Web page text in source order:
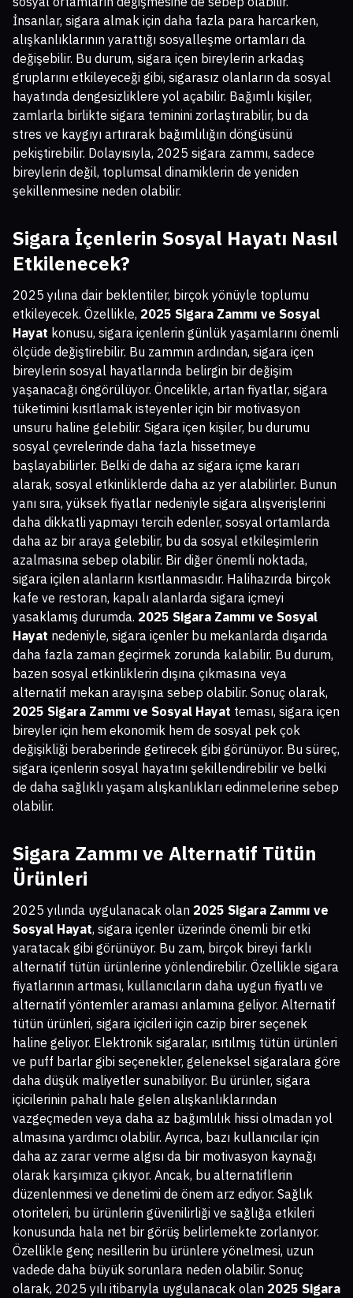
İnsanlar, sigara almak için daha fazla para harcarken,
alışkanlıklarının yarattığı sosyalleşme ortamları da
değişebilir. Bu durum, sigara içen bireylerin arkadaş
gruplarını etkileyeceği gibi, sigarasız olanların da sosyal
hayatında dengesizliklere yol açabilir. Bağımlı kişiler,
zamlarla birlikte sigara teminini zorlaştırabilir, bu da
stres ve kaygıyı artırarak bağımlılığın döngüsünü
pekiştirebilir. Dolayısıyla, 2025 sigara zammı, sadece
bireylerin değil, toplumsal dinamiklerin de yeniden
şekillenmesine neden olabilir.
Sigara İçenlerin Sosyal Hayatı Nasıl
Etkilenecek?
2025 yılına dair beklentiler, birçok yönüyle toplumu
etkileyecek. Özellikle, 2025 Sigara Zammı ve Sosyal
Hayat konusu, sigara içenlerin günlük yaşamlarını önemli
ölçüde değiştirebilir. Bu zammın ardından, sigara içen
bireylerin sosyal hayatlarında belirgin bir değişim
yaşanacağı öngörülüyor. Öncelikle, artan fiyatlar, sigara
tüketimini kısıtlamak isteyenler için bir motivasyon
unsuru haline gelebilir. Sigara içen kişiler, bu durumu
sosyal çevrelerinde daha fazla hissetmeye
başlayabilirler. Belki de daha az sigara içme kararı
alarak, sosyal etkinliklerde daha az yer alabilirler. Bunun
yanı sıra, yüksek fiyatlar nedeniyle sigara alışverişlerini
daha dikkatli yapmayı tercih edenler, sosyal ortamlarda
daha az bir araya gelebilir, bu da sosyal etkileşimlerin
azalmasına sebep olabilir. Bir diğer önemli noktada,
sigara içilen alanların kısıtlanmasıdır. Halihazırda birçok
kafe ve restoran, kapalı alanlarda sigara içmeyi
yasaklamış durumda. 2025 Sigara Zammı ve Sosyal
Hayat nedeniyle, sigara içenler bu mekanlarda dışarıda
daha fazla zaman geçirmek zorunda kalabilir. Bu durum,
bazen sosyal etkinliklerin dışına çıkmasına veya
alternatif mekan arayışına sebep olabilir. Sonuç olarak,
2025 Sigara Zammı ve Sosyal Hayat teması, sigara içen
bireyler için hem ekonomik hem de sosyal pek çok
değişikliği beraberinde getirecek gibi görünüyor. Bu süreç,
sigara içenlerin sosyal hayatını şekillendirebilir ve belki
de daha sağlıklı yaşam alışkanlıkları edinmelerine sebep
olabilir.
Sigara Zammı ve Alternatif Tütün
Ürünleri
2025 yılında uygulanacak olan 2025 Sigara Zammı ve
Sosyal Hayat, sigara içenler üzerinde önemli bir etki
yaratacak gibi görünüyor. Bu zam, birçok bireyi farklı
alternatif tütün ürünlerine yönlendirebilir. Özellikle sigara
fiyatlarının artması, kullanıcıların daha uygun fiyatlı ve
alternatif yöntemler araması anlamına geliyor. Alternatif
tütün ürünleri, sigara içicileri için cazip birer seçenek
haline geliyor. Elektronik sigaralar, ısıtılmış tütün ürünleri
ve puff barlar gibi seçenekler, geleneksel sigaralara göre
daha düşük maliyetler sunabiliyor. Bu ürünler, sigara
içicilerinin pahalı hale gelen alışkanlıklarından
vazgeçmeden veya daha az bağımlılık hissi olmadan yol
almasına yardımcı olabilir. Ayrıca, bazı kullanıcılar için
daha az zarar verme algısı da bir motivasyon kaynağı
olarak karşımıza çıkıyor. Ancak, bu alternatiflerin
düzenlenmesi ve denetimi de önem arz ediyor. Sağlık
otoriteleri, bu ürünlerin güvenilirliği ve sağlığa etkileri
konusunda hala net bir görüş belirlemekte zorlanıyor.
Özellikle genç nesillerin bu ürünlere yönelmesi, uzun
vadede daha büyük sorunlara neden olabilir. Sonuç
olarak, 2025 yılı itibarıyla uygulanacak olan 2025 Sigara